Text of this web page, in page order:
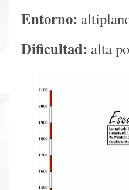
Entorno:
Dificultad: alta